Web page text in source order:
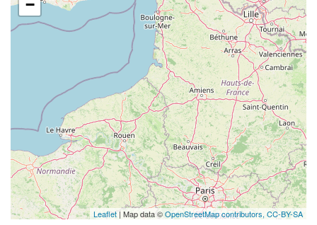
−
Leaflet | Map data ©OpenStreetMap contributors, CC-BY-SA